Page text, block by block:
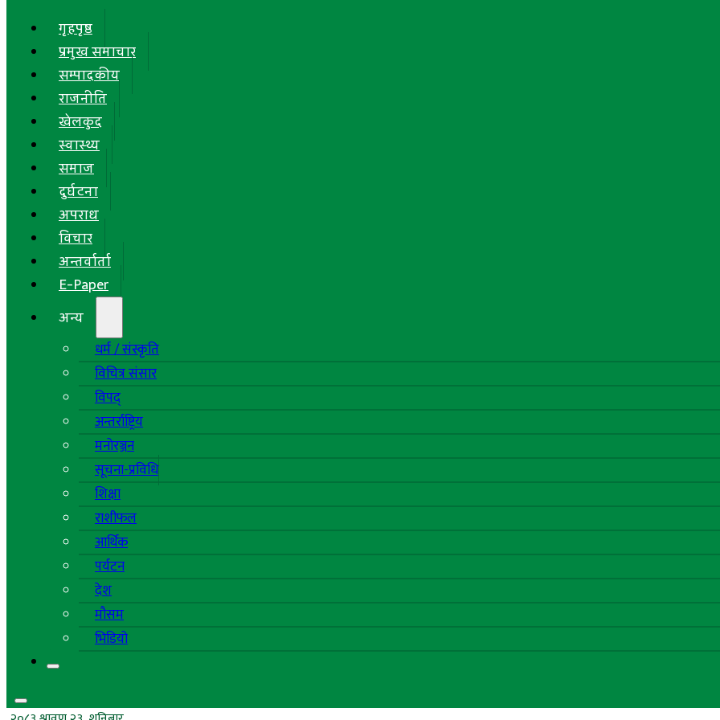
गृहपृष्ठ
प्रमुख समाचार
सम्पादकीय
राजनीति
खेलकुद
स्वास्थ्य
समाज
दुर्घटना
अपराध
विचार
अन्तर्वार्ता
E-Paper
अन्य
धर्म / संस्कृति
विचित्र संसार
विपद्
अन्तर्राष्ट्रिय
मनोरञ्जन
सूचना-प्रविधि
शिक्षा
राशीफल
आर्थिक
पर्यटन
देश
मौसम
भिडियो